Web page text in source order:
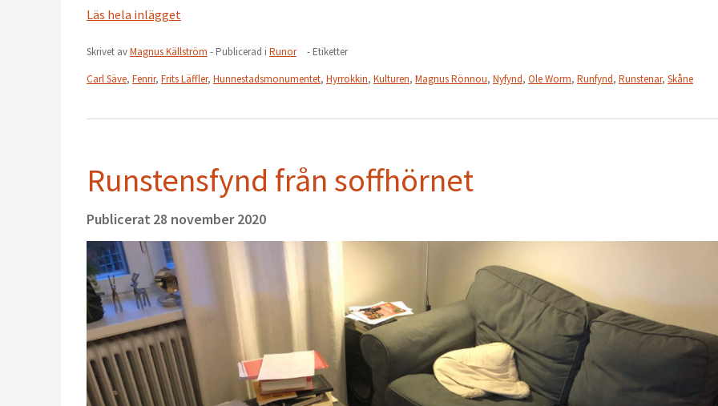
Läs hela inlägget
Skrivet avMagnus Källström - Publicerad i Runor
- Etiketter
Carl Säve, Fenrir, Frits Läffler, Hunnestadsmonumentet, Hyrrokkin, Kulturen, Magnus Rönnou, Nyfynd, Ole Worm, Runfynd, Runstenar, Skåne
Runstensfynd från soffhörnet
Publicerat 28 november 2020